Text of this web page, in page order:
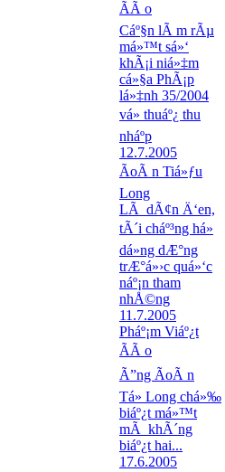
ÃÃ o
Cáº§n lÃ m rÃµ
má»™t sá»‘
khÃ¡i niá»‡m
cá»§a PhÃ¡p
lá»‡nh 35/2004
vá» thuáº¿ thu
nháº­p
12.7.2005
ÃoÃ n Tiá»ƒu
Long
LÃ dÃ¢n Ä‘en,
tÃ´i cháº³ng há»
dá»­ng dÆ°ng
trÆ°á»›c quá»‘c
náº¡n tham
nhÅ©ng
11.7.2005
Pháº¡m Viáº¿t
ÃÃ o
Ã”ng ÃoÃ n
Tá»­ Long chá»‰
biáº¿t má»™t
mÃ khÃ´ng
biáº¿t hai...
17.6.2005